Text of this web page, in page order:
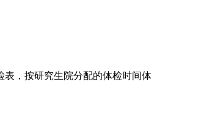
表，按研究生院分配的体检时间体